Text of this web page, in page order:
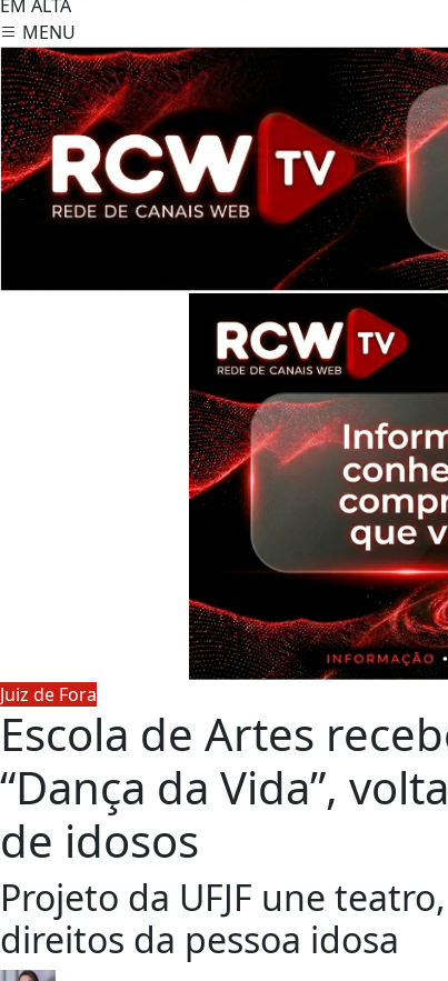
EM ALTA
MENU
Juiz de Fora
Escola de Artes
“Dança da Vida”,
de idosos
Projeto da UFJF une
direitos da pessoa idosa